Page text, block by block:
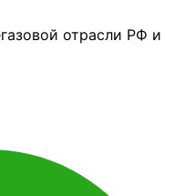
отрасли РФ и